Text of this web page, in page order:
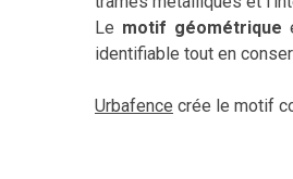
Le motif géométrique
identifiable tout en
Urbafence crée le motif